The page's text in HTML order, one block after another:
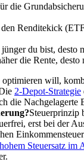
die
Renditekick
jünger du bist, desto
die Rente,
optimieren will,
2-Depot-Strategie
die Nachgelagerte
Steuerprinzip
erst bei der
hohem Steuersatz im